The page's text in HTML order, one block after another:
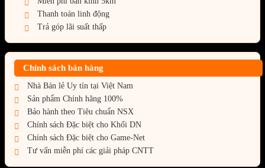
Thanh toán linh động
Trả góp lãi suất thấp
Chính sách bán hàng
Nhà Bán lẻ Uy tín tại Việt Nam
Sản phẩm Chính hãng 100%
Bảo hành theo Tiêu chuẩn NSX
Chính sách Đặc biệt cho Khối DN
Chính sách Đặc biệt cho Game-Net
Tư vấn miễn phí các giải pháp CNTT